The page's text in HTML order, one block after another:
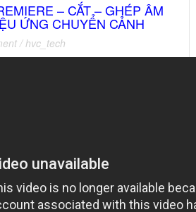
– CẮT – GHÉP ÂM
ỨNG CHUYỂN CẢNH
/hvc_tech